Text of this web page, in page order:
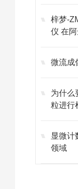
梓梦-
仪 在
微流成
为什么
粒进行
显微计
领域